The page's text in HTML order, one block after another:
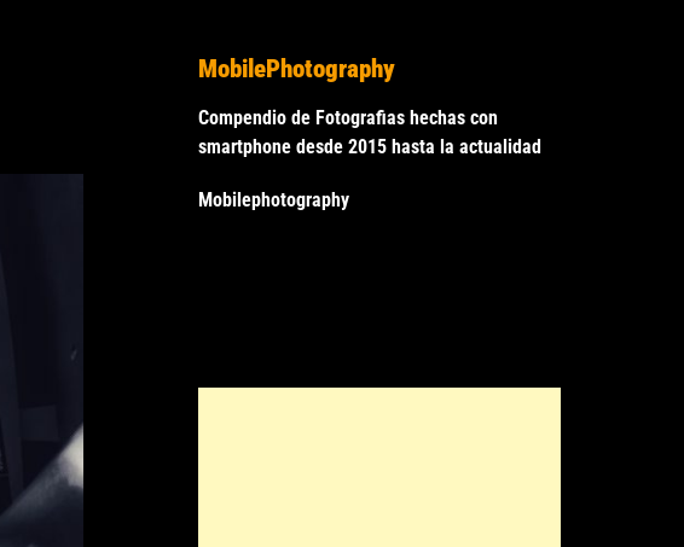
MobilePhotography
Compendio de Fotografias hechas con
smartphone desde 2015 hasta la actualidad
Mobilephotography